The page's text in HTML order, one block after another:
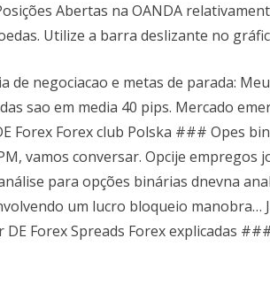
Abertas na OANDA
Utilize a barra deslizante no
de negociacao e metas de parada:
sao em media 40 pips. Mercado
Forex Forex club Polska ### Opes
vamos conversar. Opcije
para opções binárias dnevna
um lucro bloqueio manobra…
Forex Spreads Forex explicadas